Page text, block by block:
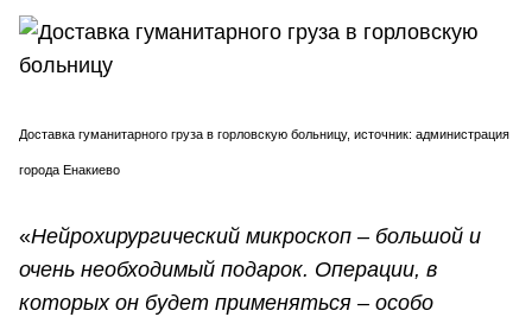
Доставка гуманитарного груза в горловскую больницу, источник: администрация
города Енакиево
«Нейрохирургический микроскоп – большой и
очень необходимый подарок. Операции, в
которых он будет применяться – особо